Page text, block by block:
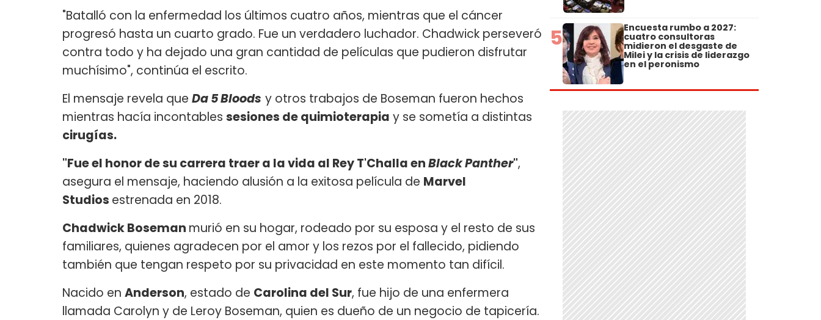
"Batalló con la enfermedad los últimos cuatro años, mientras que el cáncer
progresó hasta un cuarto grado. Fue un verdadero luchador. Chadwick perseveró
contra todo y ha dejado una gran cantidad de películas que pudieron disfrutar
muchísimo", continúa el escrito.
El mensaje revela que Da 5 Bloods y otros trabajos de Boseman fueron hechos
mientras hacía incontables sesiones de quimioterapia y se sometía a distintas
cirugías.
"Fue el honor de su carrera traer a la vida al Rey T'Challa enBlack Panther",
asegura el mensaje, haciendo alusión a la exitosa película de Marvel
Studios estrenada en 2018.
Chadwick Boseman murió en su hogar, rodeado por su esposa y el resto de sus
familiares, quienes agradecen por el amor y los rezos por el fallecido, pidiendo
también que tengan respeto por su privacidad en este momento tan difícil.
Nacido en Anderson, estado de Carolina del Sur, fue hijo de una enfermera
llamada Carolyn y de Leroy Boseman, quien es dueño de un negocio de tapicería.
5 Encuesta rumbo a 2027:
cuatro consultoras
midieron el desgaste de
Milei y la crisis de liderazgo
en el peronismo